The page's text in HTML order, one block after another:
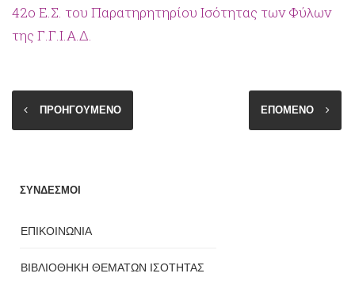
42ο Ε.Σ. του Παρατηρητηρίου Ισότητας των Φύλων
της Γ.Γ.Ι.Α.Δ.
ΠΡΟΗΓΟΥΜΕΝΟ ΕΠΟΜΕΝΟ
ΣΥΝΔΕΣΜΟΙ
ΕΠΙΚΟΙΝΩΝΙΑ
ΒΙΒΛΙΟΘΗΚΗ ΘΕΜΑΤΩΝ ΙΣΟΤΗΤΑΣ